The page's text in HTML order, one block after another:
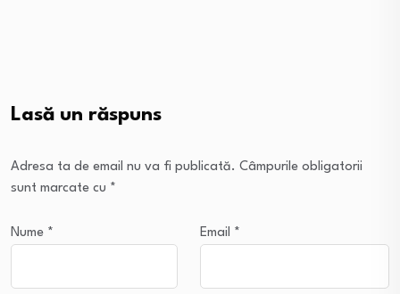
Lasă un răspuns
Adresa ta de email nu va fi publicată. Câmpurile obligatorii
sunt marcate cu *
Nume * Email *